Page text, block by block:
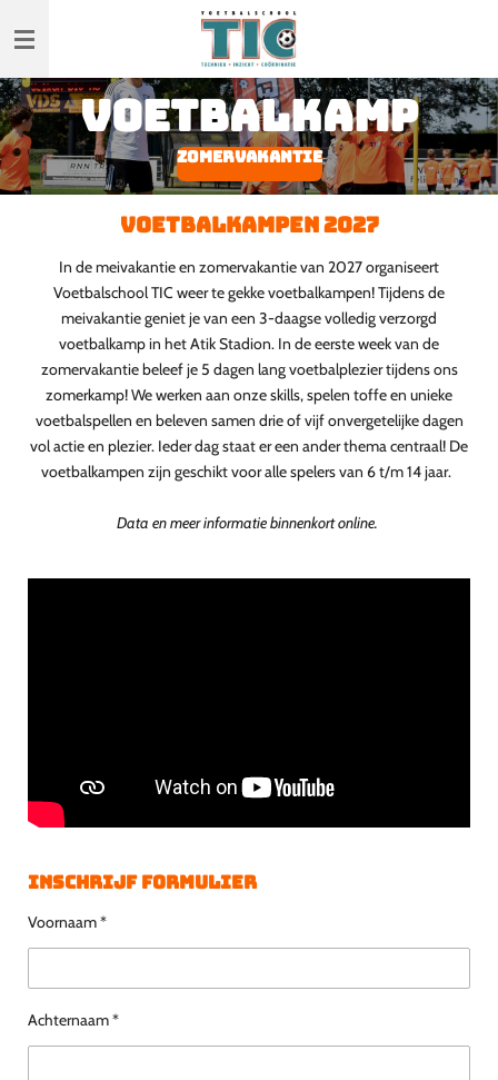
direct
de
hoofdinhoudvoetbalkamp
zomervakantie
Voetbalkampen 2027
In de meivakantie en zomervakantie van 2027 organiseert
Voetbalschool TIC weer te gekke voetbalkampen! Tijdens de
meivakantie geniet je van een 3-daagse volledig verzorgd
voetbalkamp in het Atik Stadion. In de eerste week van de
zomervakantie beleef je 5 dagen lang voetbalplezier tijdens ons
zomerkamp! We werken aan onze skills, spelen toffe en unieke
voetbalspellen en beleven samen drie of vijf onvergetelijke dagen
vol actie en plezier. Ieder dag staat er een ander thema centraal! De
voetbalkampen zijn geschikt voor alle spelers van 6 t/m 14 jaar.
Data en meer informatie binnenkort online.
Inschrijf formulier
Voornaam *
Achternaam *